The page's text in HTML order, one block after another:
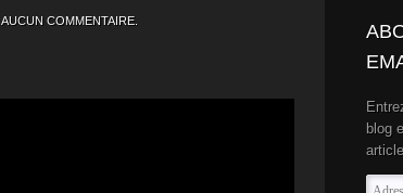
AUCUN COMMENTAIRE.
blog